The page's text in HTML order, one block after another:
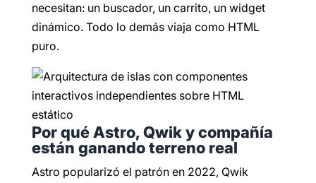
necesitan: un buscador, un carrito, un widget
dinámico. Todo lo demás viaja como HTML
puro.
Por qué Astro, Qwik y compañía
están ganando terreno real
Astro popularizó el patrón en 2022, Qwik